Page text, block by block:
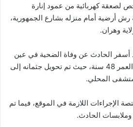
كهربائية من عمود إنارة
رش أرضية أمام منزله بشارع الجمهورية،
وهران.
الحادث عن وفاة الضحية في عين
المكان، وهو رجل يبلغ من العمر 48 سنة، حيث تم تحويل جثمانه إلى
المحلي.
الإجراءات اللازمة في الموقع، فيما تم
الحادث.